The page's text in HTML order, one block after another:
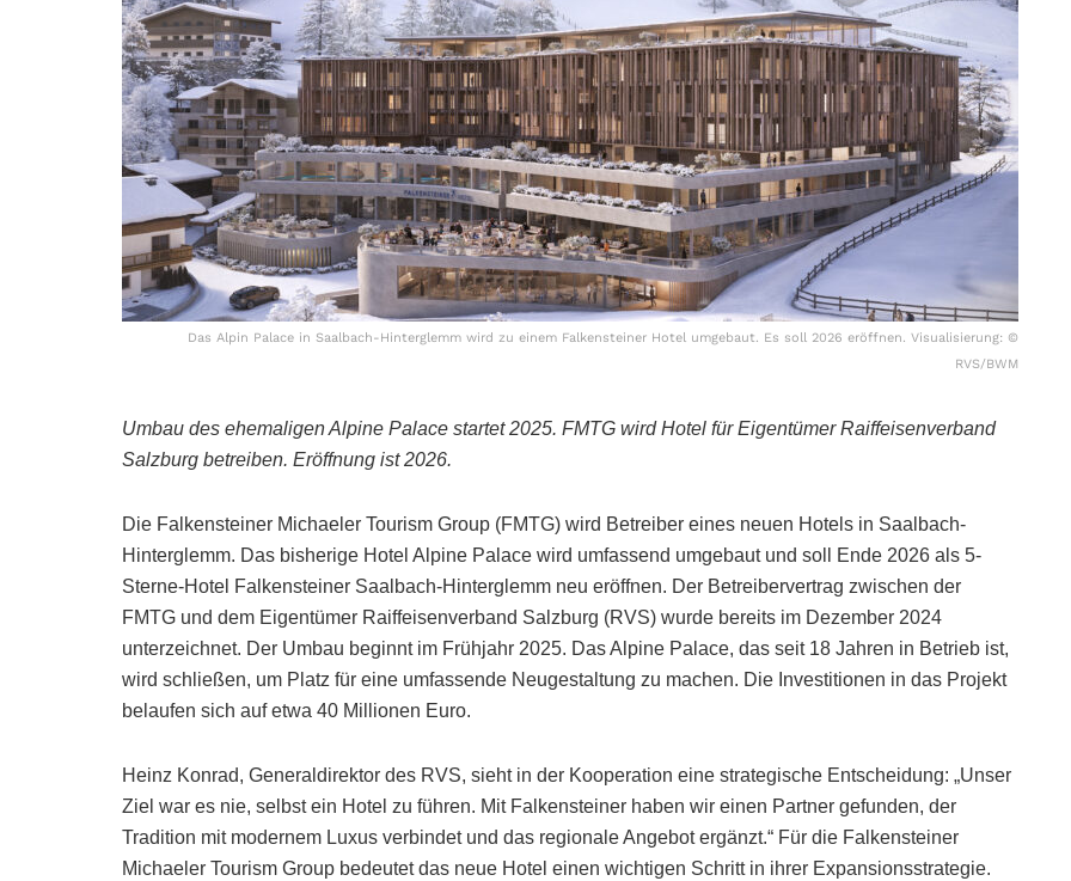
Das Alpin Palace in Saalbach-Hinterglemm wird zu einem Falkensteiner Hotel umgebaut. Es soll 2026 eröffnen. Visualisierung: ©
RVS/BWM
Umbau des ehemaligen Alpine Palace startet 2025. FMTG wird Hotel für Eigentümer Raiffeisenverband
Salzburg betreiben. Eröffnung ist 2026.
Die Falkensteiner Michaeler Tourism Group (FMTG) wird Betreiber eines neuen Hotels in Saalbach-
Hinterglemm. Das bisherige Hotel Alpine Palace wird umfassend umgebaut und soll Ende 2026 als 5-
Sterne-Hotel Falkensteiner Saalbach-Hinterglemm neu eröffnen. Der Betreibervertrag zwischen der
FMTG und dem Eigentümer Raiffeisenverband Salzburg (RVS) wurde bereits im Dezember 2024
unterzeichnet. Der Umbau beginnt im Frühjahr 2025. Das Alpine Palace, das seit 18 Jahren in Betrieb ist,
wird schließen, um Platz für eine umfassende Neugestaltung zu machen. Die Investitionen in das Projekt
belaufen sich auf etwa 40 Millionen Euro.
Heinz Konrad, Generaldirektor des RVS, sieht in der Kooperation eine strategische Entscheidung: „Unser
Ziel war es nie, selbst ein Hotel zu führen. Mit Falkensteiner haben wir einen Partner gefunden, der
Tradition mit modernem Luxus verbindet und das regionale Angebot ergänzt.“ Für die Falkensteiner
Michaeler Tourism Group bedeutet das neue Hotel einen wichtigen Schritt in ihrer Expansionsstrategie.